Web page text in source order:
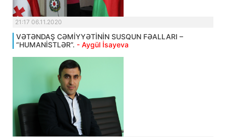
21:17 06.11.2020
VƏTƏNDAŞ CƏMİYYƏTİNİN SUSQUN FƏALLARI –
“HUMANİSTLƏR”. - Aygül İsayeva